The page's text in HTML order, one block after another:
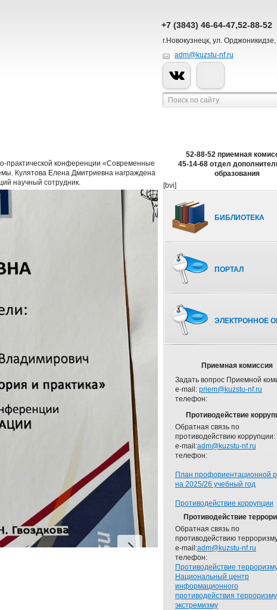
+7 (3843) 46-64-47,52-88-52
г.Новокузнецк, ул.
adm@kuzstu-nf.ru
практической конференции «Современные
Кулятова Елена Дмитриевна награждена
научный сотрудник.
52-88-52 приемная
45-14-68 отдел
образования
[bvi]
БИБЛИОТЕКА
ПОРТАЛ
ЭЛЕКТРОННОЕ
Приемная комиссия
Задать вопрос Приемной
e-mail: priem@kuzstu-nf.ru
телефон:
Противодействие
Обратная связь по
противодействию коррупции:
e-mail:adm@kuzstu-nf.ru
телефон:
План профориентационной
на 2025/26 учебный год
Противодействие коррупции
Противодействие
Обратная связь по
противодействию
e-mail:adm@kuzstu-nf.ru
телефон:
Противодействие
Национальный центр
информационного
противодействия
экстремизму